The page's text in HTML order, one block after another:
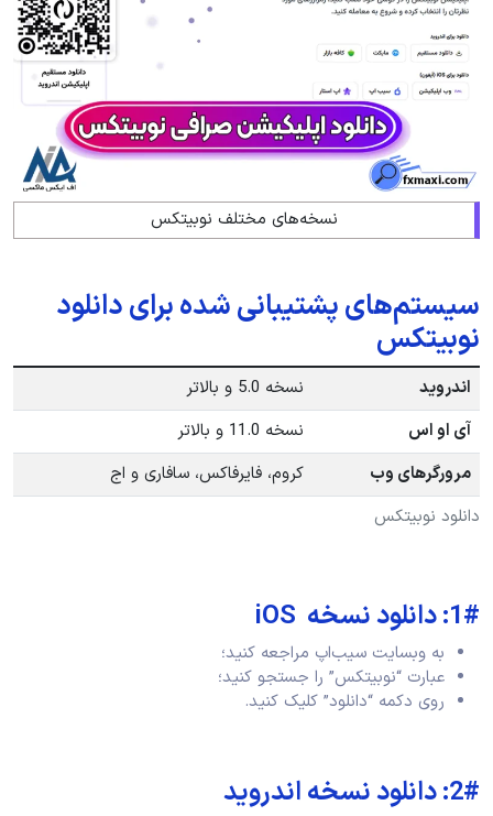
نسخه‌های مختلف نوبیتکس
سیستم‌های پشتیبانی شده برای دانلود
نوبیتکس
دانلود نوبیتکس
اندروید
نسخه 5.0 و بالاتر
آی او اس
نسخه 11.0 و بالاتر
مرورگرهای وب
کروم، فایرفاکس، سافاری و اج
1#: دانلود نسخه iOS
به وبسایت سیب‌اپ مراجعه کنید؛
عبارت “نوبیتکس” را جستجو کنید؛
روی دکمه “دانلود” کلیک کنید.
2#: دانلود نسخه اندروید